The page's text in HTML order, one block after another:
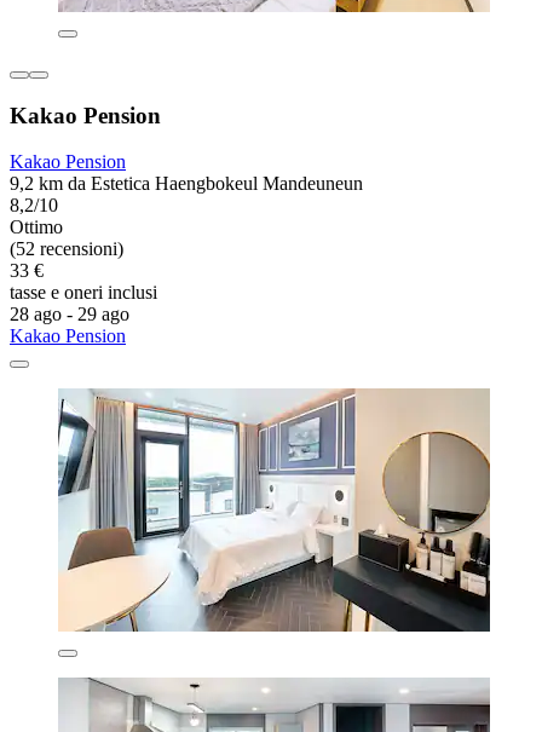
Kakao Pension
Kakao Pension
9,2 km da Estetica Haengbokeul Mandeuneun
8,2/10
Ottimo
(52 recensioni)
33 €
tasse e oneri inclusi
28 ago - 29 ago
Kakao Pension